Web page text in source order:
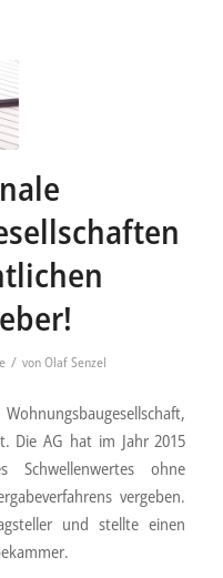
/ vonOlaf Senzel
Die AG hat im Jahr 2015
Schwellenwertes ohne
vergeben.
und stellte einen